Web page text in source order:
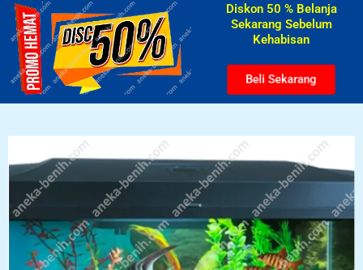
Diskon 50 % Belanja
Sekarang Sebelum
Kehabisan​
Beli Sekarang